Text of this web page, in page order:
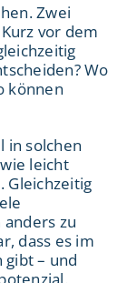
Zwei
vor dem
Wo
können
in solchen
leicht
Gleichzeitig
zu
dass es im
– und